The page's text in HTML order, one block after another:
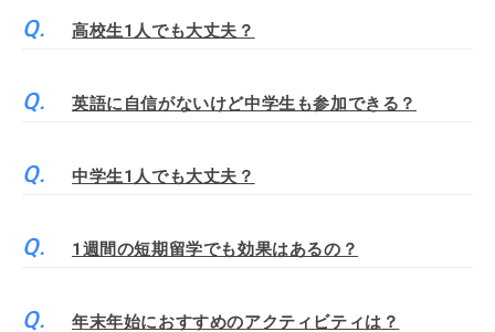
高校生1人でも大丈夫？
英語に自信がないけど中学生も参加できる？
中学生1人でも大丈夫？
1週間の短期留学でも効果はあるの？
年末年始におすすめのアクティビティは？